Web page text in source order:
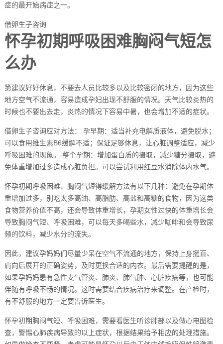
症的最开始病症之一。
借卵生子咨询
怀孕初期呼吸困难胸闷气短怎
么办
第建议好好休息，不要去人员比较多以及比较密闭的地方，因为这些
地方空气不流通，容易造成孕妇出现不舒服的情况。天气比较炎热的
时候也不要出去走，炎热的情况下容易中暑，也会增加不适的症状。
借卵生子咨询应对方法： 孕早期：适当补充电解质液体，避免脱水；
可以食用维生素B6缓解不适；保证足够休息，让心脏调整适应，减少
呼吸困难的现象。 整个孕期：增加蛋白质的摄取，减少糖分摄取，避
免体重增加过多造成心脏负担。可以尝试利用红豆水消除体内水气。
怀孕初期呼吸困难、胸闷气短得缓解方法有以下几种：避免在孕期体
重增加过多，别吃太多高油、高脂肪、高盐和高糖的食物，因为这类
食物营养价值不高，还会导致体重增长，孕期女性过快的体重增长会
导致胸闷气短、呼吸困难，可以每天多喝些水，减少咖啡和会导致尿
频的饮料，减少水分的流失。
因此，建议孕妈妈们尽量少呆在空气不流通的地方，保持上身挺直、
肩向后展开的正确姿势，及时更换合适的内衣。最后需要提醒的是，
如果孕妈妈患有急性支气管炎、肺炎、肺气肿、心脏疾病等，也可能
伴随有呼吸不畅的情况。这时需要结合疾病治疗来调整。在产检时，
有不舒服的地方一定要告诉医生。
怀孕初期胸闷气短、呼吸困难，需要看医生听诊肺部以及做心电图检
查，警惕心肺疾病导致的以上症状，根据结果给予相应的处理措施。